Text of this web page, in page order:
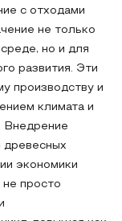
с отходами
не только
но и для
развития. Эти
производству и
климата и
Внедрение
древесных
экономики
не просто